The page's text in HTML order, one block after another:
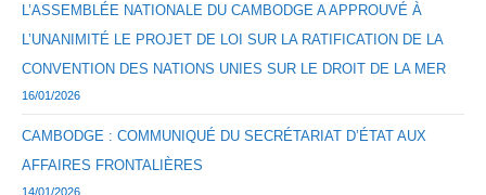
L’ASSEMBLÉE NATIONALE DU CAMBODGE A APPROUVÉ À
L’UNANIMITÉ LE PROJET DE LOI SUR LA RATIFICATION DE LA
CONVENTION DES NATIONS UNIES SUR LE DROIT DE LA MER
16/01/2026
CAMBODGE : COMMUNIQUÉ DU SECRÉTARIAT D’ÉTAT AUX
AFFAIRES FRONTALIÈRES
14/01/2026